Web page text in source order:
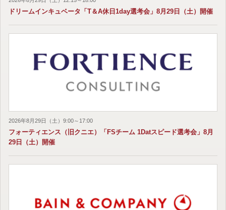
ドリームインキュベータ「T＆A休日1day選考会」8月29日（土）開催
2026年8月29日（土）9:00～17:00
フォーティエンス（旧クニエ）「FSチーム 1Datスピード選考会」8月
29日（土）開催